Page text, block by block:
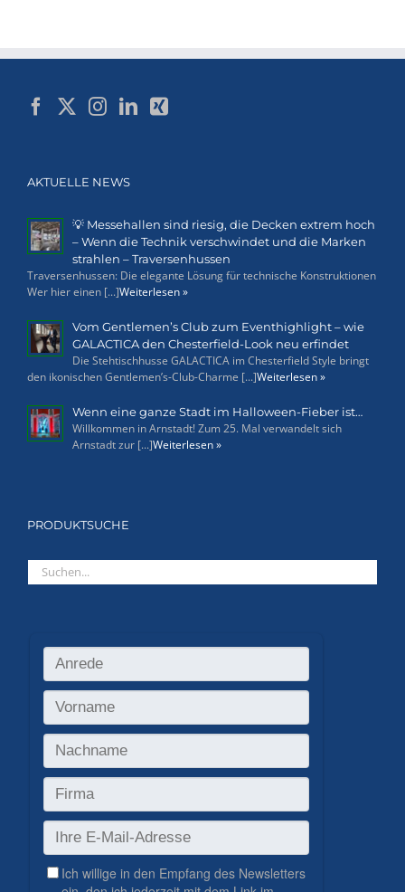
AKTUELLE NEWS
💡 Messehallen sind riesig, die Decken extrem hoch
– Wenn die Technik verschwindet und die Marken
strahlen – Traversenhussen
Traversenhussen: Die elegante Lösung für technische Konstruktionen
Wer hier einen [...]Weiterlesen »
Vom Gentlemen’s Club zum Eventhighlight – wie
GALACTICA den Chesterfield-Look neu erfindet
Die Stehtischhusse GALACTICA im Chesterfield Style bringt
den ikonischen Gentlemen’s-Club-Charme [...]Weiterlesen »
Wenn eine ganze Stadt im Halloween-Fieber ist…
Willkommen in Arnstadt! Zum 25. Mal verwandelt sich
Arnstadt zur [...]Weiterlesen »
PRODUKTSUCHE